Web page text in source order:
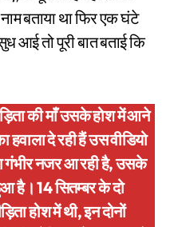
बताया था फिर एक घंटे
आई तो पूरी बात बताई कि
की माँ उसके होश में आने
दे रही हैं उस वीडियो
गंभीर नजर आ रही है, उसके
है। 14 सितम्बर के दो
होश में थी, इन दोनों